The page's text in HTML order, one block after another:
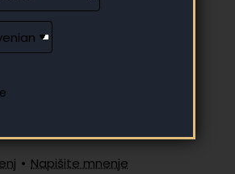
plačilo
• Napišite mnenje